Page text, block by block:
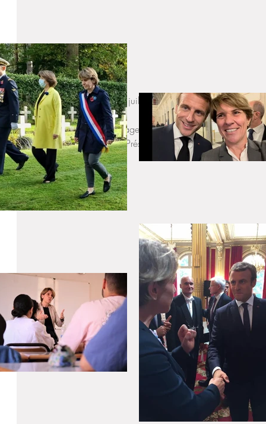
Magnifique défilé du 14 juillet sur les Champs-Élysées.
Heureuse d’avoir pu partager ce moment, toujours
impressionnée de voir le Président Emmanuel Macron, la